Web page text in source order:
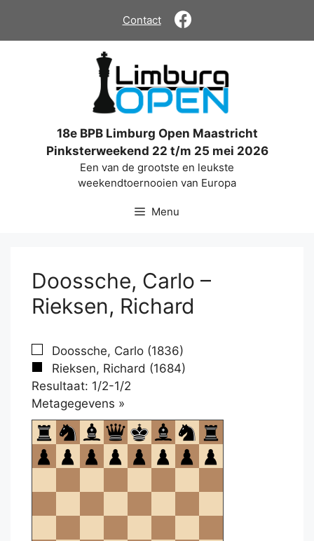
de
Contact
18e BPB Limburg Open Maastricht
Pinksterweekend 22 t/m 25 mei 2026
Een van de grootste en leukste
weekendtoernooien van Europa
Menu
Doossche, Carlo –
Rieksen, Richard
Doossche, Carlo (1836)
Rieksen, Richard (1684)
Resultaat: 1/2-1/2
Metagegevens »
om
te
openen.